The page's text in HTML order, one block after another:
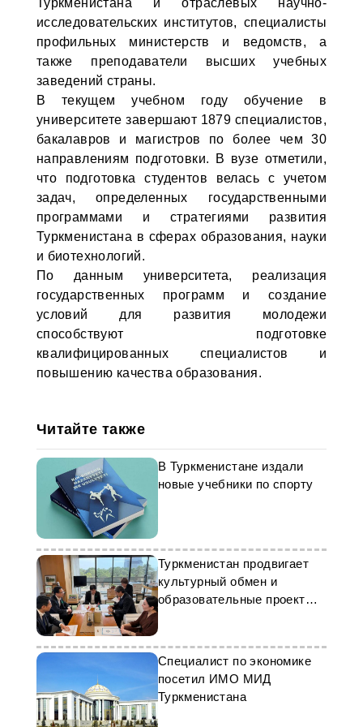
Туркменистана и отраслевых научно-
исследовательских институтов, специалисты
профильных министерств и ведомств, а
также преподаватели высших учебных
заведений страны.
В текущем учебном году обучение в
университете завершают 1879 специалистов,
бакалавров и магистров по более чем 30
направлениям подготовки. В вузе отметили,
что подготовка студентов велась с учетом
задач, определенных государственными
программами и стратегиями развития
Туркменистана в сферах образования, науки
и биотехнологий.
По данным университета, реализация
государственных программ и создание
условий для развития молодежи
способствуют подготовке
квалифицированных специалистов и
повышению качества образования.
Читайте также
В Туркменистане издали
новые учебники по спорту
Туркменистан продвигает
культурный обмен и
образовательные проекты в
Специалист по экономике
посетил ИМО МИД
Туркменистана